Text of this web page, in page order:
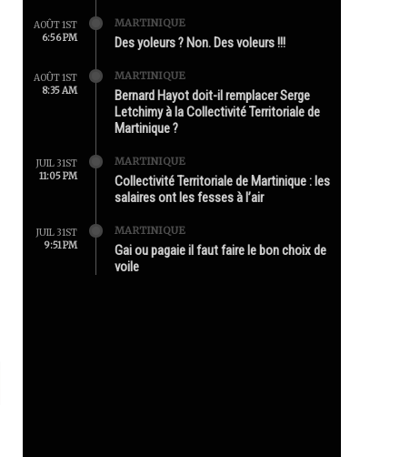
AOÛT 1ST
6:56 PM
MARTINIQUE
Des yoleurs ? Non. Des voleurs !!!
AOÛT 1ST
8:35 AM
MARTINIQUE
Bernard Hayot doit-il remplacer Serge
Letchimy à la Collectivité Territoriale de
Martinique ?
JUIL 31ST
11:05 PM
MARTINIQUE
Collectivité Territoriale de Martinique : les
salaires ont les fesses à l’air
JUIL 31ST
9:51 PM
MARTINIQUE
Gai ou pagaie il faut faire le bon choix de
voile